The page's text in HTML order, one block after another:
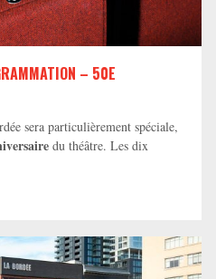
– 50E
sera particulièrement spéciale,
du théâtre. Les dix